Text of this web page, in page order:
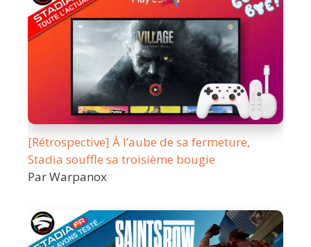
[Rétrospective] À l’aube de sa fermeture,
Stadia souffle sa troisième bougie
Par Warpanox